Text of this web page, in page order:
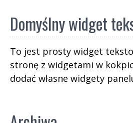
Domyślny widget
To jest prosty widget
stronę z widgetami w
dodać własne widgety